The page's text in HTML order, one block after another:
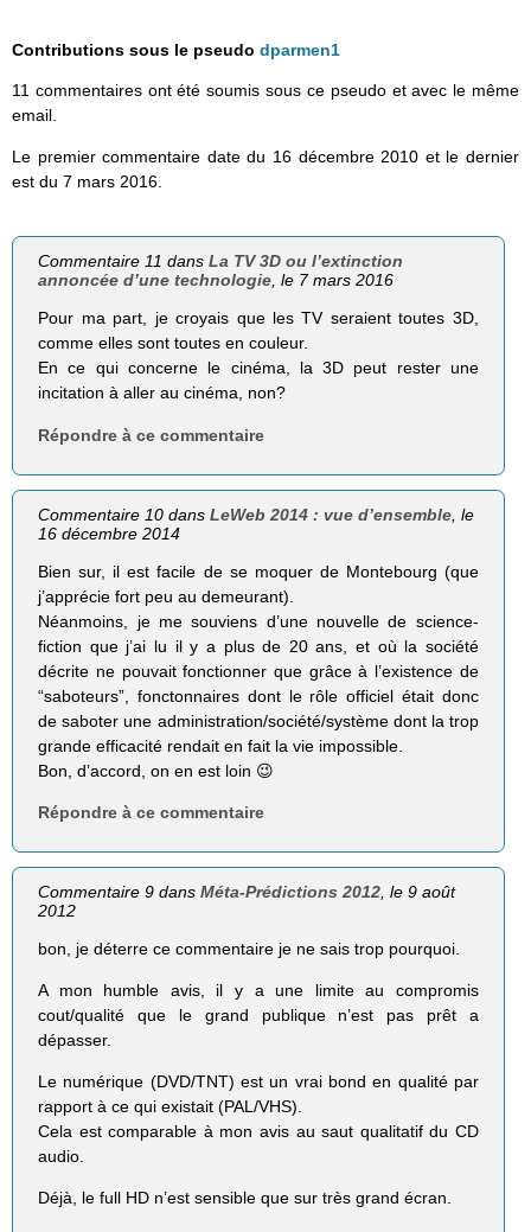
Contributions sous le pseudo dparmen1
11 commentaires ont été soumis sous ce pseudo et avec le même
email.
Le premier commentaire date du 16 décembre 2010 et le dernier
est du 7 mars 2016.
Commentaire 11 dansLa TV 3D ou l’extinction
annoncée d’une technologie, le 7 mars 2016
Pour ma part, je croyais que les TV seraient toutes 3D,
comme elles sont toutes en couleur.
En ce qui concerne le cinéma, la 3D peut rester une
incitation à aller au cinéma, non?
Répondre à ce commentaire
Commentaire 10 dansLeWeb 2014 : vue d’ensemble , le
16 décembre 2014
Bien sur, il est facile de se moquer de Montebourg (que
j’apprécie fort peu au demeurant).
Néanmoins, je me souviens d’une nouvelle de science-
fiction que j’ai lu il y a plus de 20 ans, et où la société
décrite ne pouvait fonctionner que grâce à l’existence de
“saboteurs”, fonctonnaires dont le rôle officiel était donc
de saboter une administration/société/système dont la trop
grande efficacité rendait en fait la vie impossible.
Bon, d’accord, on en est loin 😉
Répondre à ce commentaire
Commentaire 9 dansMéta-Prédictions 2012 , le 9 août
2012
bon, je déterre ce commentaire je ne sais trop pourquoi.
A mon humble avis, il y a une limite au compromis
cout/qualité que le grand publique n’est pas prêt a
dépasser.
Le numérique (DVD/TNT) est un vrai bond en qualité par
rapport à ce qui existait (PAL/VHS).
Cela est comparable à mon avis au saut qualitatif du CD
audio.
Déjà, le full HD n’est sensible que sur très grand écran.